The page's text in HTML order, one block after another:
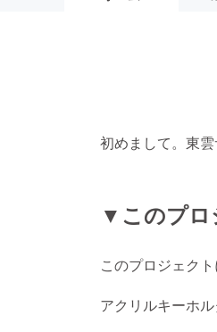
初めまして。東雲
▼このプロ
このプロジェク
アクリルキーホル